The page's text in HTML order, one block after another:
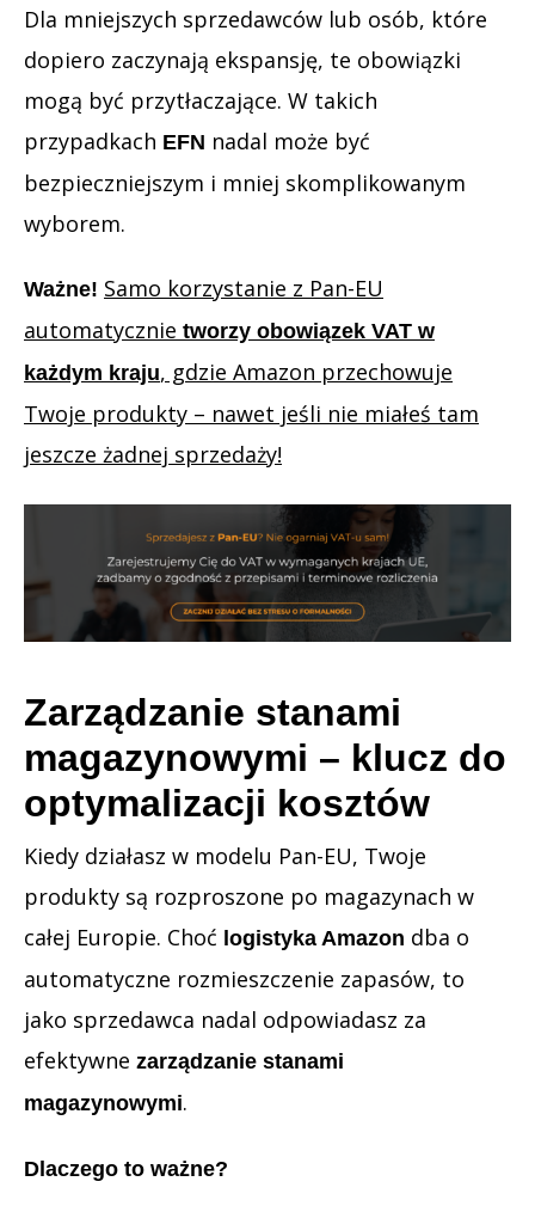
Dla mniejszych sprzedawców lub osób, które
dopiero zaczynają ekspansję, te obowiązki
mogą być przytłaczające. W takich
przypadkach EFN nadal może być
bezpieczniejszym i mniej skomplikowanym
wyborem.
Ważne! Samo korzystanie z Pan-EU
automatycznie tworzy obowiązek VAT w
każdym kraju, gdzie Amazon przechowuje
Twoje produkty – nawet jeśli nie miałeś tam
jeszcze żadnej sprzedaży!
Zarządzanie stanami
magazynowymi – klucz do
optymalizacji kosztów
Kiedy działasz w modelu Pan-EU, Twoje
produkty są rozproszone po magazynach w
całej Europie. Choć logistyka Amazon dba o
automatyczne rozmieszczenie zapasów, to
jako sprzedawca nadal odpowiadasz za
efektywne zarządzanie stanami
magazynowymi.
Dlaczego to ważne?